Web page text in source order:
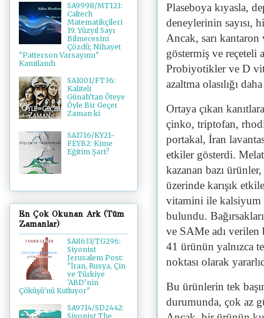
Plaseboya kıyasla,
deneylerinin sayısı,
Ancak, sarı kantaron
göstermiş ve reçeteli
Probiyotikler ve D
azaltma olasılığı
Ortaya çıkan
çinko, triptofan,
portakal, İran
etkiler gösterdi.
kazanan bazı
üzerinde karışık
vitamini ile kalsiyum
bulundu.
ve SAMe adı
41 ürünün yalnızca
noktası olarak
Bu ürünlerin tek
durumunda, çok az
SA9998/MT121:
Caltech
Matematikçileri
19. Yüzyıl Sayı
Bilmecesini
Çözdü; Nihayet
"Patterson Varsayımı"
Kanıtlandı
SA1001/FT36:
Kaliteli
Günah’tan Öteye
Öyle Bir Geçer
Zaman ki
SA1716/KY21-
FEYB2: Kime
Eğitim Şart?
En Çok Okunan Ark (Tüm
Zamanlar)
SA8633/TG296:
Siyonist
Jerusalem Post:
"İran, Rusya, Çin
ve Türkiye
'ABD’nin
Çöküşü'nü Kutluyor"
SA9714/SD2442:
Siyonist The